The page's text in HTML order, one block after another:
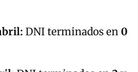
DNI terminados en 0